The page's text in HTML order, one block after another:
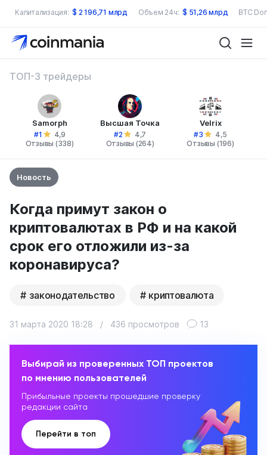
Капитализация: $ 2 196,71 млрд Объем 24ч: $ 51,26 млрд BTC
ТОП-3 трейдеры
Samorph
#1
4,9
Отзывы (338)
Высшая Точка
#2
4,7
Отзывы (264)
Velrix
#3
4,5
Отзывы (196)
Новость
Когда примут закон о
криптовалютах в РФ и на какой
срок его отложили из-за
коронавируса?
законодательство криптовалюта
31 марта 2020 18:28 / 436 просмотров 13
Выбирай из проверенных ТОП проектов
по мнению пользователей
Прибыльные проекты прошедшие проверку
редакции сайта
Перейти в топ